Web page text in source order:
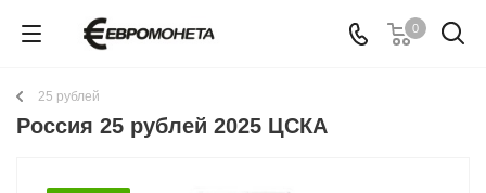
0
25 рублей
Россия 25 рублей 2025 ЦСКА